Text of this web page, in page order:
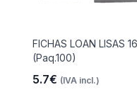
FICHAS LOAN LISAS
(Paq.100)
5.7€ (IVA incl.)